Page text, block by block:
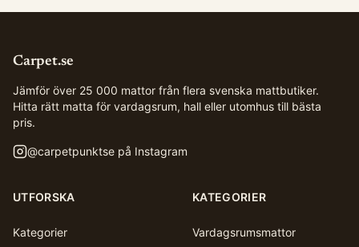
Carpet.se
Jämför över 25 000 mattor från flera svenska mattbutiker.
Hitta rätt matta för vardagsrum, hall eller utomhus till bästa
pris.
@carpetpunktse på Instagram
UTFORSKA
Kategorier
KATEGORIER
Vardagsrumsmattor